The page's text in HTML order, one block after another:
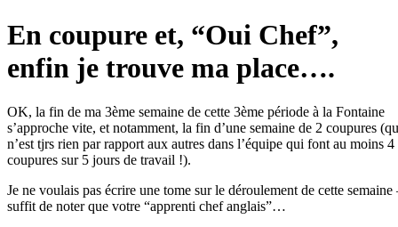
En coupure et, “Oui Chef”,
enfin je trouve ma place….
OK, la fin de ma 3ème semaine de cette 3ème période à la Fontaine
s’approche vite, et notamment, la fin d’une semaine de 2 coupures
n’est tjrs rien par rapport aux autres dans l’équipe qui font au moins 4
coupures sur 5 jours de travail !).
Je ne voulais pas écrire une tome sur le déroulement de cette semaine
suffit de noter que votre “apprenti chef anglais”…